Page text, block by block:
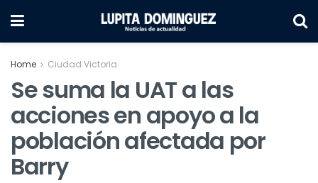
Home Ciudad Victoria
Se suma la UAT a las
acciones en apoyo a la
población afectada por
Barry